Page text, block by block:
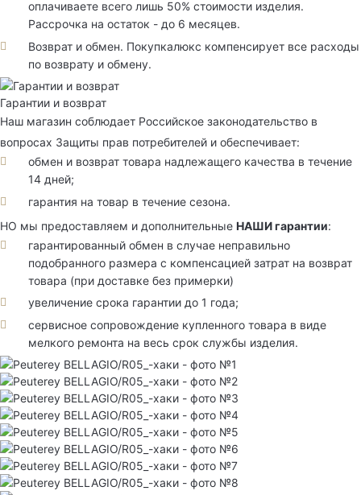
оплачиваете всего лишь 50% стоимости изделия.
Рассрочка на остаток - до 6 месяцев.
Возврат и обмен. Покупкалюкс компенсирует все расходы
по возврату и обмену.
Гарантии и возврат
Наш магазин соблюдает Российское законодательство в
вопросах Защиты прав потребителей и обеспечивает:
обмен и возврат товара надлежащего качества в течение
14 дней;
гарантия на товар в течение сезона.
НО мы предоставляем и дополнительные НАШИ гарантии:
гарантированный обмен в случае неправильно
подобранного размера с компенсацией затрат на возврат
товара (при доставке без примерки)
увеличение срока гарантии до 1 года;
сервисное сопровождение купленного товара в виде
мелкого ремонта на весь срок службы изделия.